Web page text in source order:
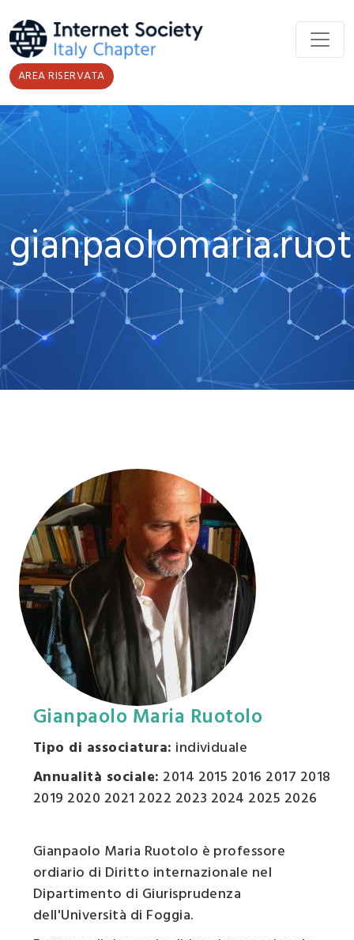
AREA RISERVATA
Gianpaolo Maria Ruotolo
Tipo di associatura: individuale
Annualità sociale: 2014 2015 2016 2017 2018
2019 2020 2021 2022 2023 2024 2025 2026
Gianpaolo Maria Ruotolo è professore
ordiario di Diritto internazionale nel
Dipartimento di Giurisprudenza
dell'Università di Foggia.